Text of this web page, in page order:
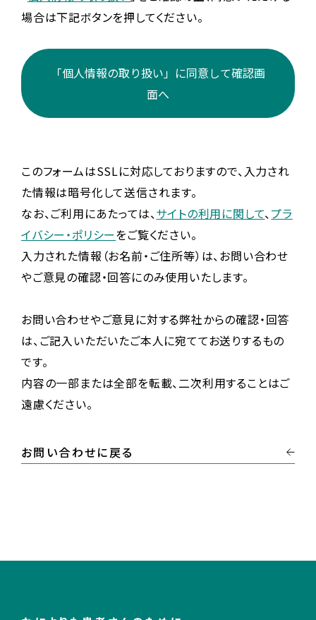
場合は下記ボタンを押してください。
「個人情報の取り扱い」に同意して確認画
面へ
このフォームはSSLに対応しておりますので、入力され
た情報は暗号化して送信されます。
なお、ご利用にあたっては、サイトの利用に関して、プラ
イバシー・ポリシーをご覧ください。
入力された情報（お名前・ご住所等）は、お問い合わせ
やご意見の確認・回答にのみ使用いたします。
お問い合わせやご意見に対する弊社からの確認・回答
は、ご記入いただいたご本人に宛ててお送りするもの
です。
内容の一部または全部を転載、二次利用することはご
遠慮ください。
お問い合わせに戻る